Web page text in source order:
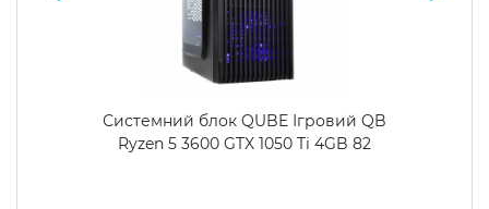
Системний блок QUBE Ігровий QB
Ryzen 5 3600 GTX 1050 Ti 4GB 82